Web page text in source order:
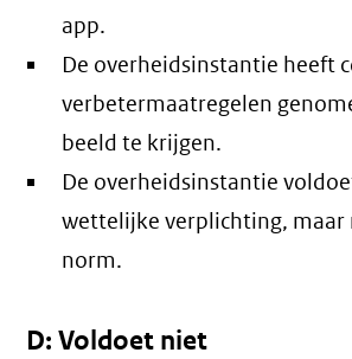
app.
De overheidsinstantie heeft
verbetermaatregelen
beeld te krijgen.
De overheidsinstantie
wettelijke verplichting, maar
norm.
D: Voldoet niet